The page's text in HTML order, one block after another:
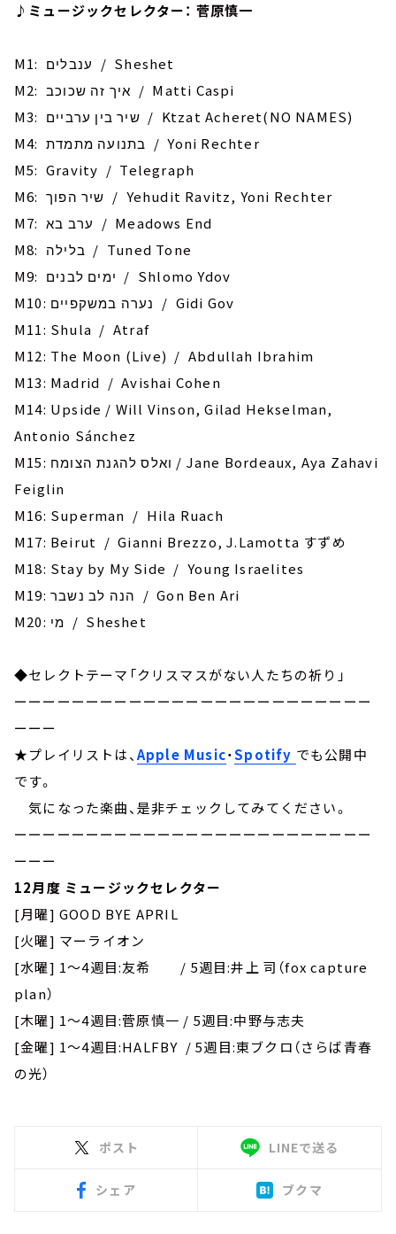
♪ミュージックセレクター： 菅原慎一
M1: ענבלים / Sheshet
M2: איך זה שכוכב / Matti Caspi
M3: שיר בין ערביים / Ktzat Acheret(NO NAMES)
M4: בתנועה מתמדת / Yoni Rechter
M5: Gravity / Telegraph
M6: שיר הפוך / Yehudit Ravitz, Yoni Rechter
M7: ערב בא / Meadows End
M8: בלילה / Tuned Tone
M9: ימים לבנים / Shlomo Ydov
M10: נערה במשקפיים / Gidi Gov
M11: Shula / Atraf
M12: The Moon (Live) / Abdullah Ibrahim
M13: Madrid / Avishai Cohen
M14: Upside / Will Vinson, Gilad Hekselman,
Antonio Sánchez
M15: ואלס להגנת הצומח / Jane Bordeaux, Aya Zahavi
Feiglin
M16: Superman / Hila Ruach
M17: Beirut / Gianni Brezzo, J.Lamotta すずめ
M18: Stay by My Side / Young Israelites
M19: הנה לב נשבר / Gon Ben Ari
M20: מי / Sheshet
◆セレクトテーマ「クリスマスがない人たちの祈り」
ーーーーーーーーーーーーーーーーーーーーーーーーー
ーーー
★プレイリストは、Apple Music・Spotify でも公開中
です。
気になった楽曲、是非チェックしてみてください。
ーーーーーーーーーーーーーーーーーーーーーーーーー
ーーー
12月度 ミュージックセレクター
[月曜] GOOD BYE APRIL
[火曜] マーライオン
[水曜] 1～4週目:友希 / 5週目:井上 司（fox capture
plan）
[木曜] 1～4週目:菅原慎一 / 5週目:中野与志夫
[金曜] 1～4週目:HALFBY / 5週目:東ブクロ（さらば青春
の光）
ポスト LINEで送る
シェア ブクマ